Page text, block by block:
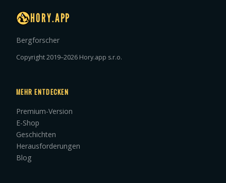
HORY.APP
Bergforscher
Copyright 2019–2026 Hory.app s.r.o.
MEHR ENTDECKEN
Premium-Version
E-Shop
Geschichten
Herausforderungen
Blog